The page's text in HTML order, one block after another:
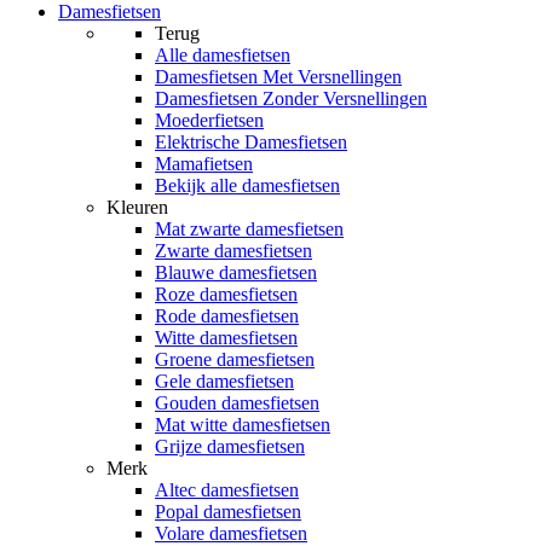
Damesfietsen
Terug
Alle damesfietsen
Damesfietsen Met Versnellingen
Damesfietsen Zonder Versnellingen
Moederfietsen
Elektrische Damesfietsen
Mamafietsen
Bekijk alle damesfietsen
Kleuren
Mat zwarte damesfietsen
Zwarte damesfietsen
Blauwe damesfietsen
Roze damesfietsen
Rode damesfietsen
Witte damesfietsen
Groene damesfietsen
Gele damesfietsen
Gouden damesfietsen
Mat witte damesfietsen
Grijze damesfietsen
Merk
Altec damesfietsen
Popal damesfietsen
Volare damesfietsen